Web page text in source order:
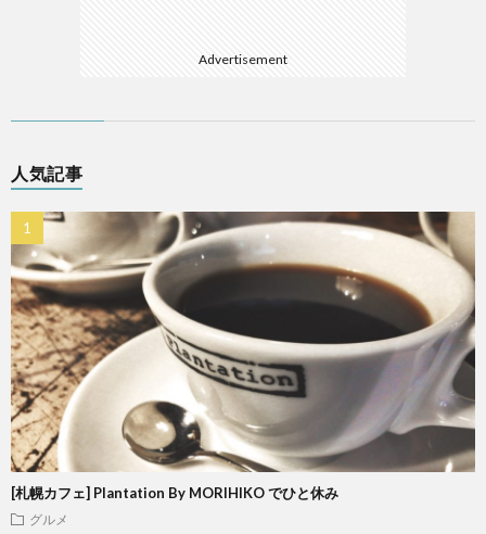
Advertisement
人気記事
[札幌カフェ] Plantation By MORIHIKO でひと休み
グルメ